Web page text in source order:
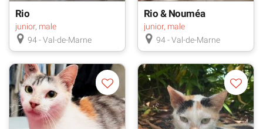
Rio
junior, male
94 - Val-de-Marne
Rio & Nouméa
junior, male
94 - Val-de-Marne